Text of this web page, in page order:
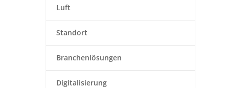
Luft
Standort
Branchenlösungen
Digitalisierung